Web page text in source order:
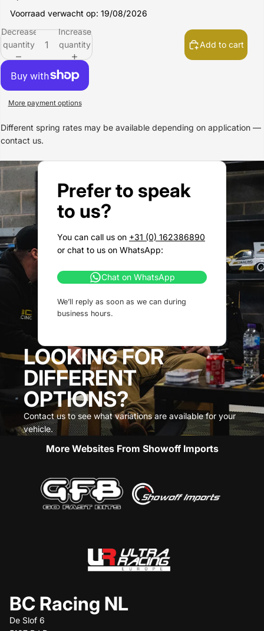
Voorraad verwacht op: 19/08/2026
Decrease
quantity
Increase
quantity
Add to cart
More payment options
Different spring rates may be available depending on application —
contact us.
Prefer to speak
to us?
You can call us on +31 (0) 162386890
or chat to us on WhatsApp:
Chat on WhatsApp
We’ll reply as soon as we can during
business hours.
LOOKING FOR
DIFFERENT
OPTIONS?
Contact us to see what variations are available for your
vehicle.
More Websites From Showoff Imports
BC Racing NL
De Slof 6